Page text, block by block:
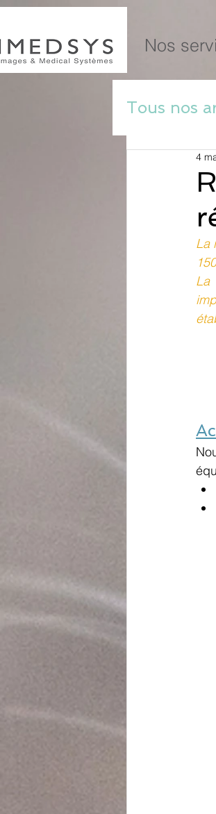
Nos
Tous nos
Bien-
4
La
La